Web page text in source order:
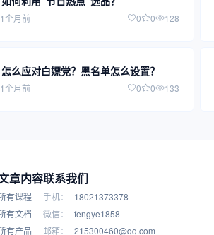
1个月前 0 0 128
么应对白嫖党？黑名单怎么设置？
1个月前 0 0 133
章内容
有课程
有文档
有产品
联系我们
手机：
18021373378
微信：
fengye1858
邮箱：
215300460@qq.com